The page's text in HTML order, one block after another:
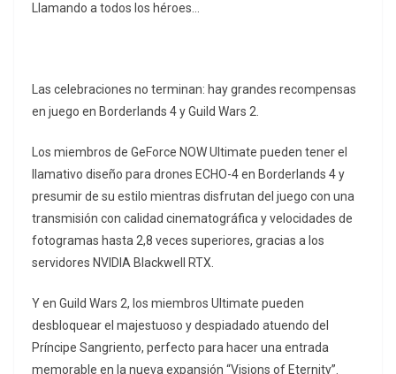
Llamando a todos los héroes…
Las celebraciones no terminan: hay grandes recompensas
en juego en Borderlands 4 y Guild Wars 2.
Los miembros de GeForce NOW Ultimate pueden tener el
llamativo diseño para drones ECHO-4 en Borderlands 4 y
presumir de su estilo mientras disfrutan del juego con una
transmisión con calidad cinematográfica y velocidades de
fotogramas hasta 2,8 veces superiores, gracias a los
servidores NVIDIA Blackwell RTX.
Y en Guild Wars 2, los miembros Ultimate pueden
desbloquear el majestuoso y despiadado atuendo del
Príncipe Sangriento, perfecto para hacer una entrada
memorable en la nueva expansión “Visions of Eternity”.